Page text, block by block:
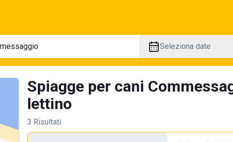
Seleziona date
Spiagge per cani
lettino
3 Risultati